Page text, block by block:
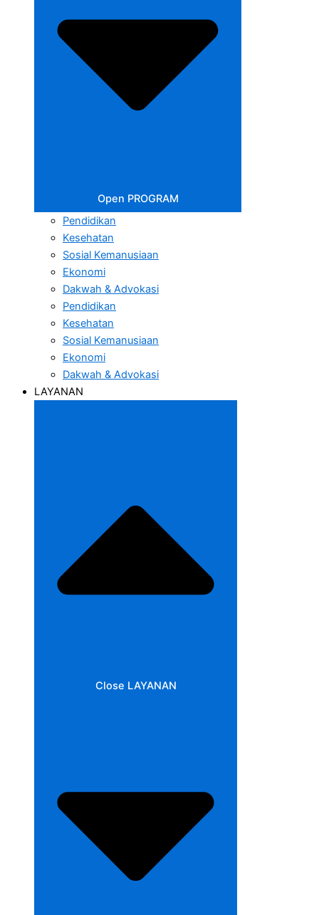
Open PROGRAM
Pendidikan
Kesehatan
Sosial Kemanusiaan
Ekonomi
Dakwah & Advokasi
Pendidikan
Kesehatan
Sosial Kemanusiaan
Ekonomi
Dakwah & Advokasi
LAYANAN
Close LAYANAN